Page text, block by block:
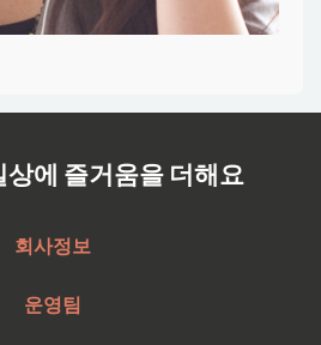
상에 즐거움을 더해요
회사정보
운영팀